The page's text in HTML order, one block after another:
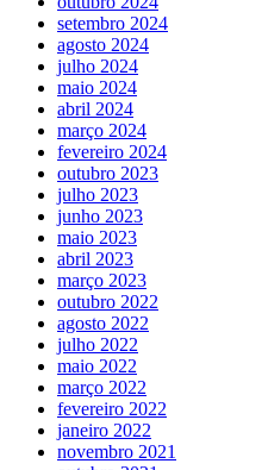
setembro 2024
agosto 2024
julho 2024
maio 2024
abril 2024
março 2024
fevereiro 2024
outubro 2023
julho 2023
junho 2023
maio 2023
abril 2023
março 2023
outubro 2022
agosto 2022
julho 2022
maio 2022
março 2022
fevereiro 2022
janeiro 2022
novembro 2021